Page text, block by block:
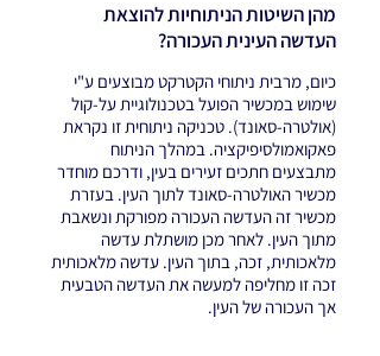
מהן השיטות הניתוחיות להוצאת
העדשה העינית העכורה?
כיום, מרבית ניתוחי הקטרקט מבוצעים ע"י
שימוש במכשיר הפועל בטכנולוגיית על-קול
(אולטרה-סאונד). טכניקה ניתוחית זו נקראת
פאקואמולסיפיקציה. במהלך הניתוח
מתבצעים חתכים זעירים בעין, ודרכם מוחדר
מכשיר האולטרה-סאונד לתוך העין. בעזרת
מכשיר זה העדשה העכורה מפורקת ונשאבת
מתוך העין. לאחר מכן מושתלת עדשה
מלאכותית, זכה, בתוך העין. עדשה מלאכותית
זכה זו מחליפה למעשה את העדשה הטבעית
אך העכורה של העין.